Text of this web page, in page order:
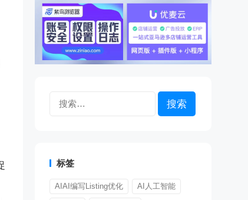
标签
AIAI编写Listing优化 AI人工智能